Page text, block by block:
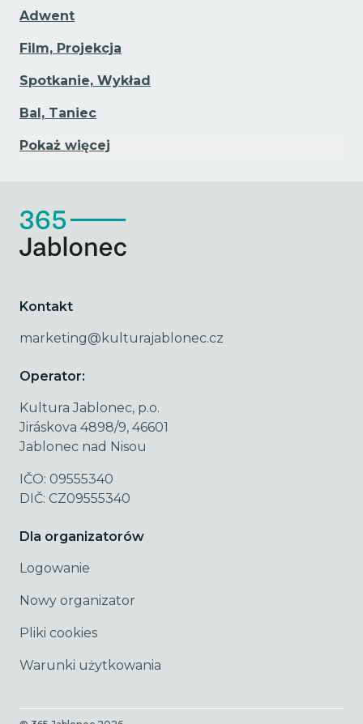
Adwent
Film, Projekcja
Spotkanie, Wykład
Bal, Taniec
Pokaż więcej
Kontakt
marketing@kulturajablonec.cz
Operator:
Kultura Jablonec, p.o.
Jiráskova 4898/9, 46601
Jablonec nad Nisou
IČO: 09555340
DIČ: CZ09555340
Dla organizatorów
Logowanie
Nowy organizator
Pliki cookies
Warunki użytkowania